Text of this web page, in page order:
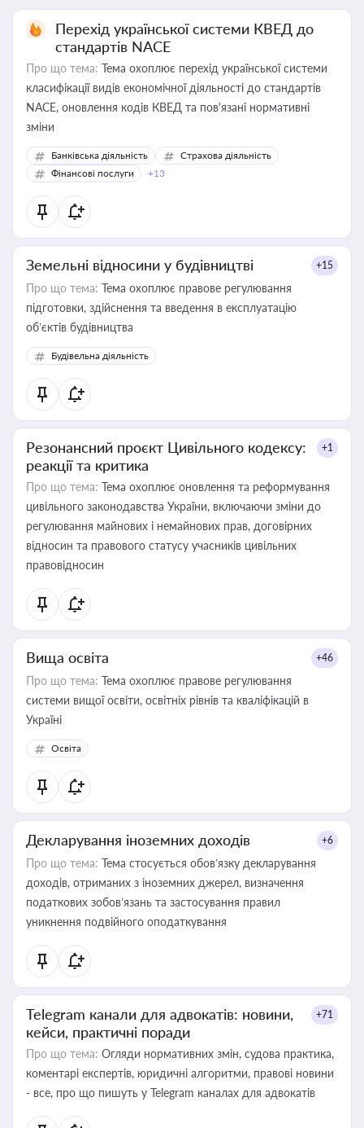
Перехід української системи КВЕД до
стандартів NACE
Про що тема: Тема охоплює перехід української системи
класифікації видів економічної діяльності до стандартів
NACE, оновлення кодів КВЕД та пов'язані нормативні
зміни
Банківська діяльність
Страхова діяльність
Фінансові послуги
+13
Земельні відносини у будівництві +15
Про що тема: Тема охоплює правове регулювання
підготовки, здійснення та введення в експлуатацію
об’єктів будівництва
Будівельна діяльність
Резонансний проєкт Цивільного кодексу:
реакції та критика
+1
Про що тема: Тема охоплює оновлення та реформування
цивільного законодавства України, включаючи зміни до
регулювання майнових і немайнових прав, договірних
відносин та правового статусу учасників цивільних
правовідносин
Вища освіта +46
Про що тема: Тема охоплює правове регулювання
системи вищої освіти, освітніх рівнів та кваліфікацій в
Україні
Освіта
Декларування іноземних доходів +6
Про що тема: Тема стосується обов’язку декларування
доходів, отриманих з іноземних джерел, визначення
податкових зобов’язань та застосування правил
уникнення подвійного оподаткування
Telegram канали для адвокатів: новини,
кейси, практичні поради
+71
Про що тема: Огляди нормативних змін, судова практика,
коментарі експертів, юридичні алгоритми, правові новини
- все, про що пишуть у Telegram каналах для адвокатів